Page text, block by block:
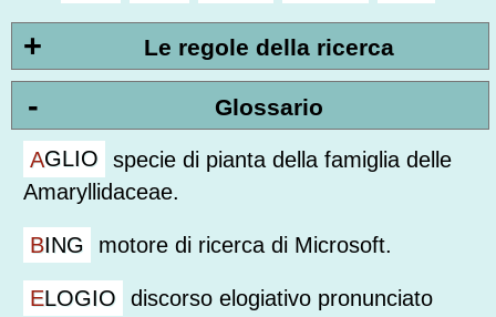
+ Le regole della ricerca
- Glossario
AGLIO
specie di pianta della famiglia delle
Amaryllidaceae.
BING motore di ricerca di Microsoft.
ELOGIO
discorso elogiativo pronunciato